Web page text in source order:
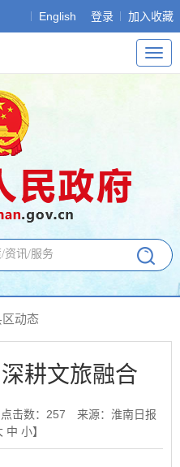
English 登录 加入收藏
导
航
区动态
耕文旅融合
点击数： 257
来源：淮南日报
中 小】